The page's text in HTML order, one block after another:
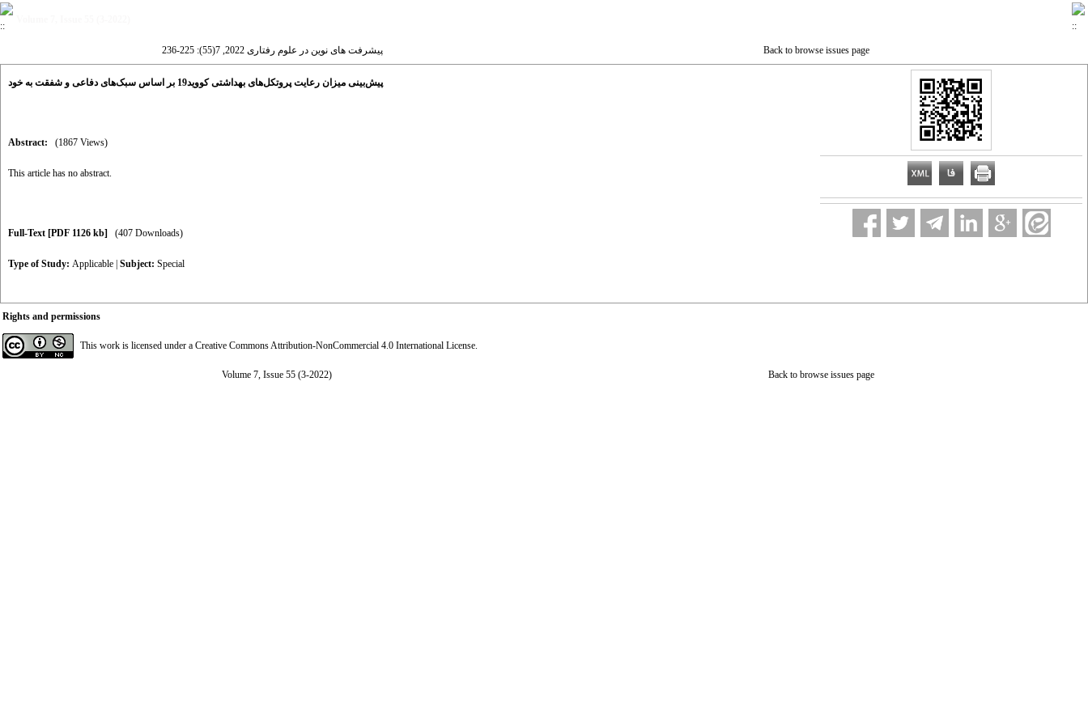
پیشرفت های نوین در علوم رفتاری 2022, 7(55): 225-236 Back to browse issues page
پیش‌بینی میزان رعایت پروتکل‌های بهداشتی کووید19 بر اساس سبک‌های دفاعی و شفقت به خود
Abstract: (1867 Views)
This article has no abstract.
Full-Text [PDF 1126 kb] (407 Downloads)
Type of Study: Applicable Subject: Special
Rights and permissions
This work is licensed under a Creative Commons Attribution-NonCommercial 4.0 International License.
Volume 7, Issue 55 (3-2022) Back to browse issues page